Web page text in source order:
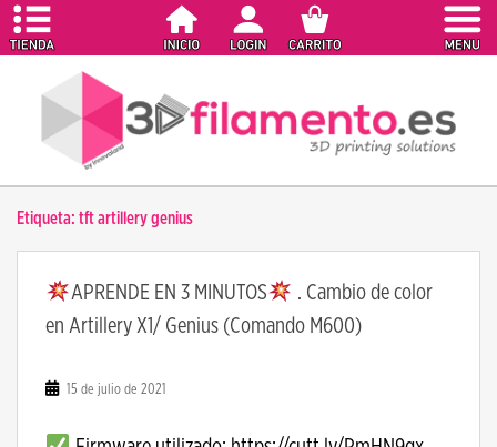
Etiqueta: tft artillery genius
APRENDE EN 3 MINUTOS
. Cambio de color
en Artillery X1/ Genius (Comando M600)
15 de julio de 2021